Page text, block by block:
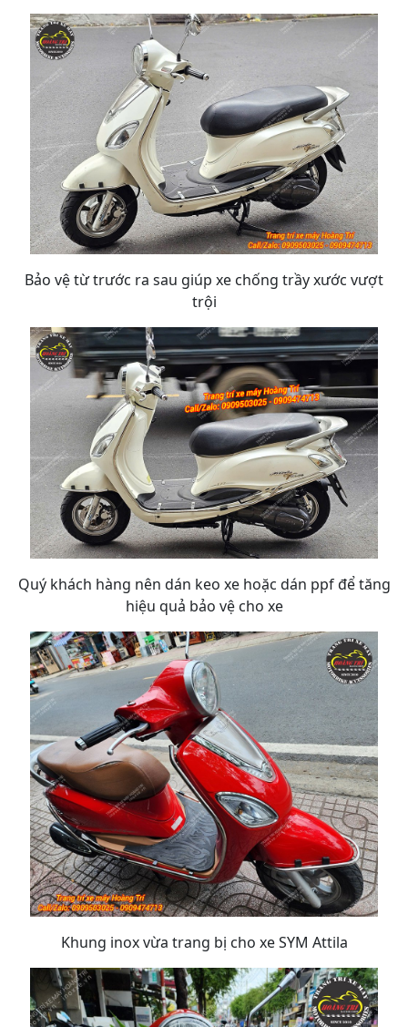
Bảo vệ từ trước ra sau giúp xe chống trầy xước vượt
trội
Quý khách hàng nên dán keo xe hoặc dán ppf để tăng
hiệu quả bảo vệ cho xe
Khung inox vừa trang bị cho xe SYM Attila